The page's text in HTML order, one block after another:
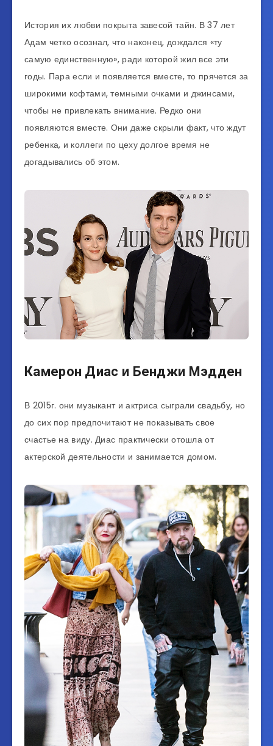
История их любви покрыта завесой тайн. В 37 лет
Адам четко осознал, что наконец, дождался «ту
самую единственную», ради которой жил все эти
годы. Пара если и появляется вместе, то прячется за
широкими кофтами, темными очками и джинсами,
чтобы не привлекать внимание. Редко они
появляются вместе. Они даже скрыли факт, что ждут
ребенка, и коллеги по цеху долгое время не
догадывались об этом.
Камерон Диас и Бенджи Мэдден
В 2015г. они музыкант и актриса сыграли свадьбу, но
до сих пор предпочитают не показывать свое
счастье на виду. Диас практически отошла от
актерской деятельности и занимается домом.